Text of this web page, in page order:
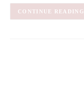
CONTINUE READING